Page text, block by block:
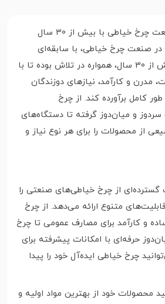
پیشرو در صنعت چرخ خیاطی با بیش از 30 سال
صنعت چرخ خیاطی، با سابقه‌ای
درخشان و تجربه‌ای بیش از 30 سال، همواره در تلاش بوده تا با
مدرن و کارآمد، نیازهای دوزندگان
کامل برآورده کند. از چرخ
و میان‌دوز گرفته تا دستگاه‌های
از محصولات را برای هر نوع نیاز و
از چرخ خیاطی‌های صنعتی را
متنوع ارائه می‌دهد. از چرخ
و کارآمد برای مصارف عمومی تا چرخ
حرفه‌ای با امکانات پیشرفته برای
چرخ خیاطی ایده‌آل خود را پیدا
محصولات خود از بهترین مواد اولیه و